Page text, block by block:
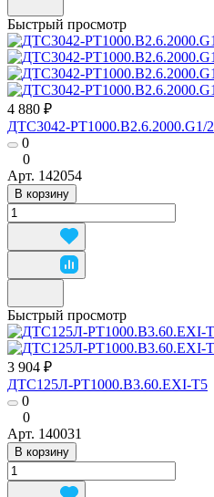
Быстрый просмотр
4 880 ₽
ДТС3042-РТ1000.В2.6.2000.G1/2
0
0
Арт. 142054
В корзину
Быстрый просмотр
3 904 ₽
ДТС125Л-РТ1000.В3.60.ЕХI-Т5
0
0
Арт. 140031
В корзину